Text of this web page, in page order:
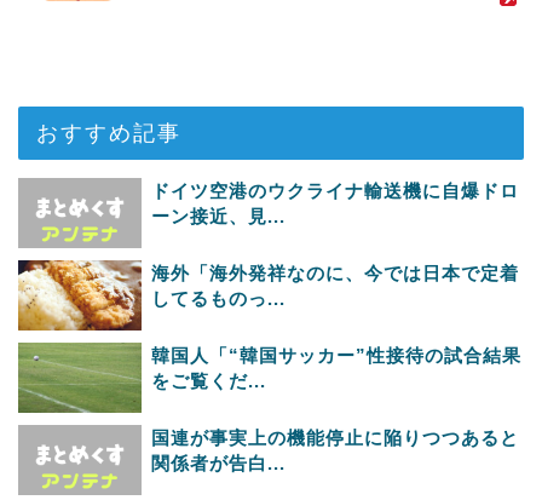
おすすめ記事
ドイツ空港のウクライナ輸送機に自爆ドロ
ーン接近、見...
海外「海外発祥なのに、今では日本で定着
してるものっ...
韓国人「“韓国サッカー”性接待の試合結果
をご覧くだ...
国連が事実上の機能停止に陥りつつあると
関係者が告白...